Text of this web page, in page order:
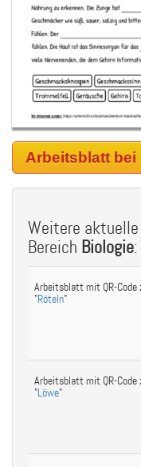
Arbeitsblatt
Weitere
Bereich Biologie:
Arbeitsblatt mit QR-Code
"Röteln"
Arbeitsblatt mit QR-Code
"Löwe"